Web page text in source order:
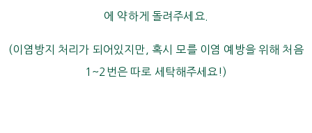
에 약하게 돌려주세요.
(이염방지 처리가 되어있지만, 혹시 모를 이염 예방을 위해 처음
1~2번은 따로 세탁해주세요!)